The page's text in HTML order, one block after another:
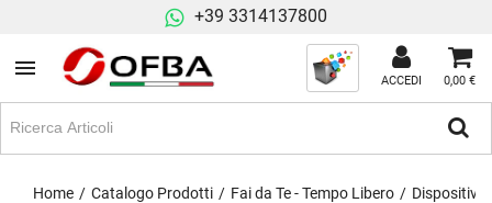
+39 3314137800
ACCEDI 0,00 €
Home Catalogo Prodotti Fai da Te - Tempo Libero Dispositivi